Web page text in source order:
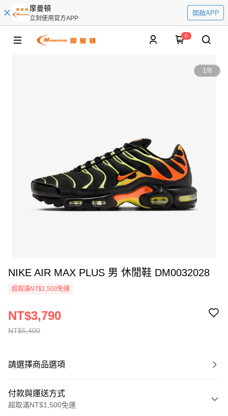
摩曼頓
立刻使用官方APP
開啟APP
0
1/8
NIKE AIR MAX PLUS 男 休閒鞋 DM0032028
超取滿NT$1,500免運
NT$5,400
NT$3,790
請選擇商品選項
付款與運送方式
超取滿NT$1,500免運